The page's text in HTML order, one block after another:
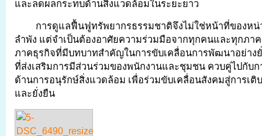
และลดผลกระทบด้านสิ่งแวดล้อมในระยะยาว
การดูแลฟื้นฟูทรัพยากรธรรมชาติจึงไม่ใช่หน้าที่ของหน่
ลำพัง แต่จำเป็นต้องอาศัยความร่วมมือจากทุกคนและทุกภา
ภาคธุรกิจที่มีบทบาทสำคัญในการขับเคลื่อนการพัฒนาอย่าง
ที่ส่งเสริมการมีส่วนร่วมของพนักงานและชุมชน ควบคู่ไปกับก
ด้านการอนุรักษ์สิ่งแวดล้อม เพื่อร่วมขับเคลื่อนสังคมสู่การเติ
และยั่งยืน